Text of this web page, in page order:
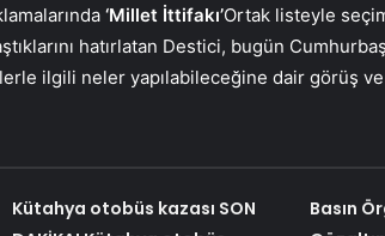
‘Millet İttifakı’Ortak listeyle
hatırlatan Destici, bugün
ilgili neler yapılabileceğine dair görüş ve
Kütahya otobüs kazası SON
Basın